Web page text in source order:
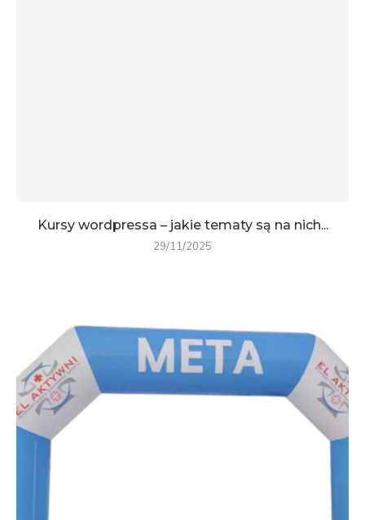
Kursy wordpressa – jakie tematy są na nich...
29/11/2025